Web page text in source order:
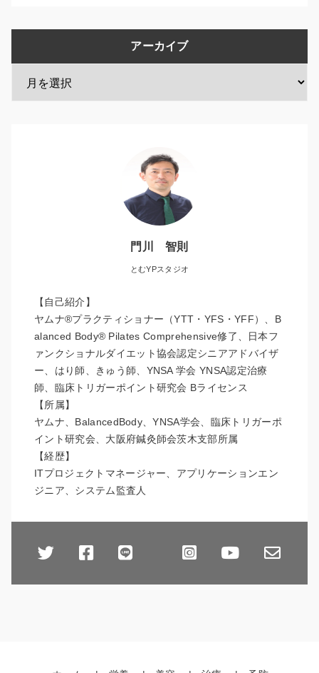
アーカイブ
門川 智則
とむYPスタジオ
【自己紹介】
ヤムナ®︎プラクティショナー（YTT・YFS・YFF）、B
alanced Body® Pilates Comprehensive修了、日本フ
ァンクショナルダイエット協会認定シニアアドバイザ
ー、はり師、きゅう師、YNSA 学会 YNSA認定治療
師、臨床トリガーポイント研究会 Bライセンス
【所属】
ヤムナ、BalancedBody、YNSA学会、臨床トリガーポ
イント研究会、大阪府鍼灸師会茨木支部所属
【経歴】
ITプロジェクトマネージャー、アプリケーションエン
ジニア、システム監査人